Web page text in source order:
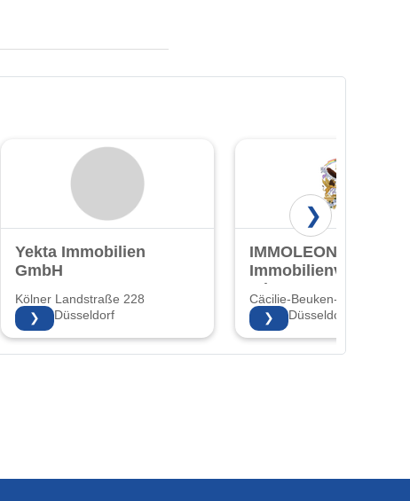
Yekta Immobilien
GmbH
Kölner Landstraße 228
40591 Düsseldorf
❯
IMMOLEON24 -
Immobilienverkauf
mit Herz!
Cäcilie-Beuken-Str. 3 3
40597 Düsseldorf
❯
❯